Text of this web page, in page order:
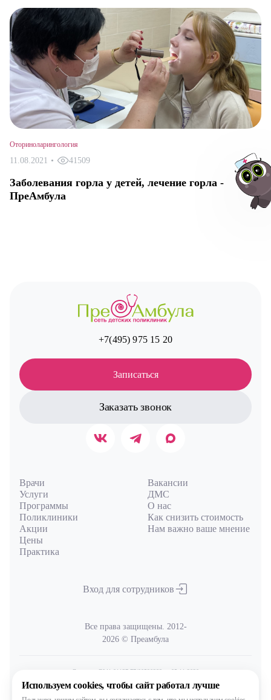
Оториноларингология
11.08.2021 • 41509
Заболевания горла у детей, лечение горла -
ПреАмбула
+7(495) 975 15 20
Записаться
Заказать звонок
Врачи
Услуги
Программы
Поликлиники
Акции
Цены
Практика
Вакансии
ДМС
О нас
Как снизить стоимость
Нам важно ваше мнение
Вход для сотрудников
Все права защищены. 2012-
2026 © Преамбула
Лицензия Л041-01137-77/00590289 от 05.11.2020
выдана Министерством здравоохранения Московской области
Используем cookies, чтобы сайт работал лучше